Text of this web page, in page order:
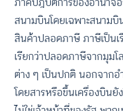
สนามบินโดยเฉพาะสนาม
สินค้าปลอดภาษี ภาษีเป็น
เรียกว่าปลอดภาษีจากมุม
ต่าง ๆ เป็นปกติ นอกจากอ
โดยสารหรือขึ้นเครื่องบิน